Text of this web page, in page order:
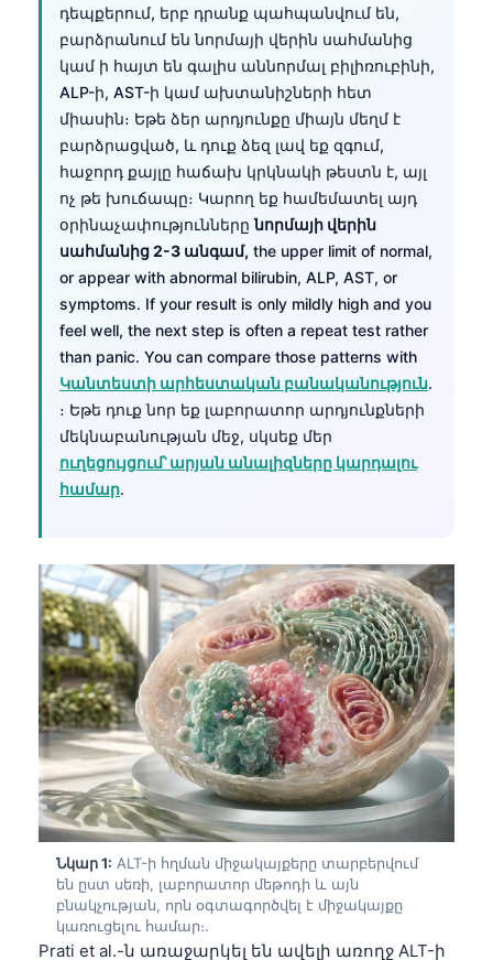
դեպքերում, երբ դրանք պահպանվում են,
բարձրանում են նորմայի վերին սահմանից
կամ ի հայտ են գալիս աննորմալ բիլիռուբինի,
ALP-ի, AST-ի կամ ախտանիշների հետ
միասին։ Եթե ձեր արդյունքը միայն մեղմ է
բարձրացված, և դուք ձեզ լավ եք զգում,
հաջորդ քայլը հաճախ կրկնակի թեստն է, այլ
ոչ թե խուճապը։ Կարող եք համեմատել այդ
օրինաչափություններընորմայի վերին
սահմանից 2-3 անգամ, the upper limit of normal,
or appear with abnormal bilirubin, ALP, AST, or
symptoms. If your result is only mildly high and you
feel well, the next step is often a repeat test rather
than panic. You can compare those patterns with
Կանտեստի արհեստական բանականություն.
։ Եթե դուք նոր եք լաբորատոր արդյունքների
մեկնաբանության մեջ, սկսեք մեր
ուղեցույցում՝ արյան անալիզները կարդալու
համար.
Նկար 1: ALT-ի հղման միջակայքերը տարբերվում
են ըստ սեռի, լաբորատոր մեթոդի և այն
բնակչության, որն օգտագործվել է միջակայքը
կառուցելու համար։.
Prati et al.-ն առաջարկել են ավելի առողջ ALT-ի